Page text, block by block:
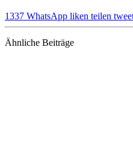
1337 WhatsApp liken teilen
Ähnliche Beiträge